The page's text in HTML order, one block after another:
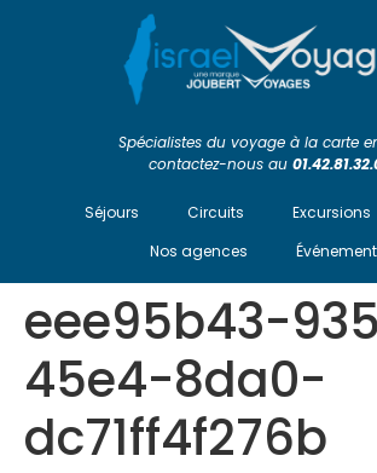
Spécialistes du voyage à la carte
contactez-nous au
Séjours Circuits Excursions
Nos agences
eee95b43-
45e4-8da0-
dc71ff4f276b